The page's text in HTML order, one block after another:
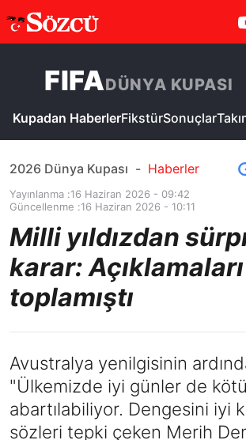
FIFADÜNYA KUPASI
Kupadan HaberlerFikstürSonuçlar
2026 Dünya Kupası - Haberler
Yayınlanma :16 Haziran 2026 - 09:42
Güncellenme :16 Haziran 2026 - 10:11
Milli yıldızdan
karar:
toplamıştı
Avustralya yenilgisinin
"Ülkemizde iyi günler de
abartılabiliyor. Dengesini iyi
sözleri tepki çeken Merih